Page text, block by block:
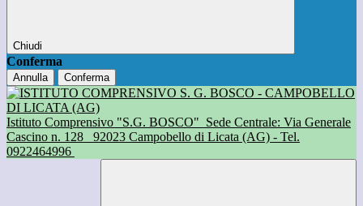
Chiudi
Conferma
Annulla Conferma
Istituto Comprensivo "S.G. BOSCO" Sede Centrale: Via Generale
Cascino n. 128
92023 Campobello di Licata (AG) - Tel.
0922464996